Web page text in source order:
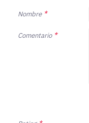
Nombre
Comentario